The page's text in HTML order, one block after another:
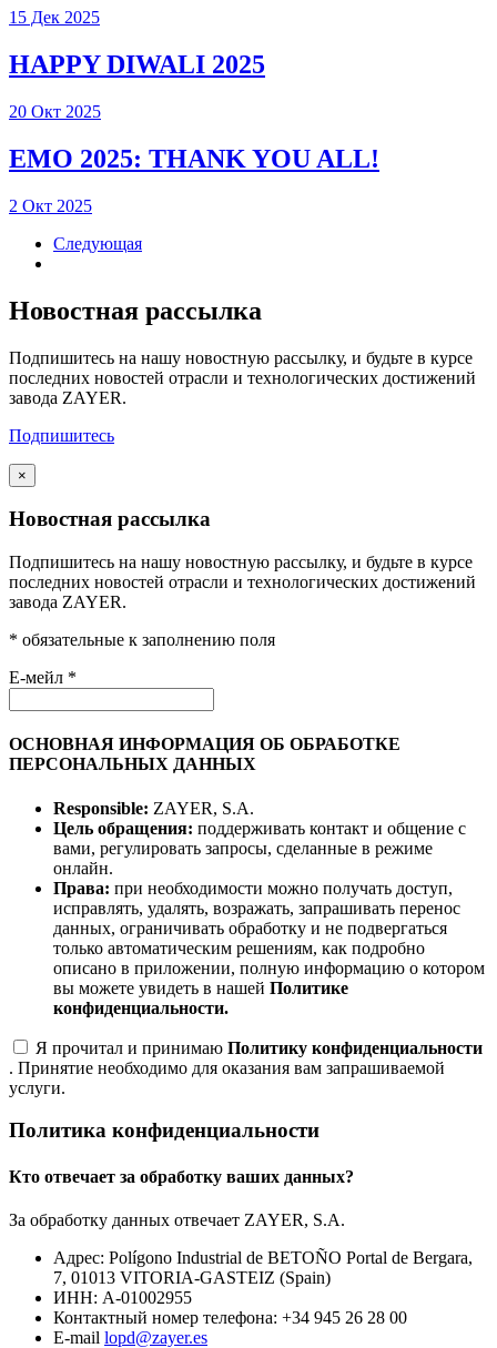
15 Дек 2025
HAPPY DIWALI 2025
20 Окт 2025
EMO 2025: THANK YOU ALL!
2 Окт 2025
Следующая
Новостная рассылка
Подпишитесь на нашу новостную рассылку, и будьте в курсе
последних новостей отрасли и технологических достижений
завода ZAYER.
Подпишитесь
×
Новостная рассылка
Подпишитесь на нашу новостную рассылку, и будьте в курсе
последних новостей отрасли и технологических достижений
завода ZAYER.
* обязательные к заполнению поля
E-мейл *
ОСНОВНАЯ ИНФОРМАЦИЯ ОБ ОБРАБОТКЕ
ПЕРСОНАЛЬНЫХ ДАННЫХ
Responsible: ZAYER, S.A.
Цель обращения: поддерживать контакт и общение с
вами, регулировать запросы, сделанные в режиме
онлайн.
Права: при необходимости можно получать доступ,
исправлять, удалять, возражать, запрашивать перенос
данных, ограничивать обработку и не подвергаться
только автоматическим решениям, как подробно
описано в приложении, полную информацию о котором
вы можете увидеть в нашей Политике
конфиденциальности.
Я прочитал и принимаю Политику конфиденциальности
. Принятие необходимо для оказания вам запрашиваемой
услуги.
Политика конфиденциальности
Кто отвечает за обработку ваших данных?
За обработку данных отвечает ZAYER, S.A.
Адрес: Polígono Industrial de BETOÑO Portal de Bergara,
7, 01013 VITORIA-GASTEIZ (Spain)
ИНН: A-01002955
Контактный номер телефона: +34 945 26 28 00
E-mail lopd@zayer.es